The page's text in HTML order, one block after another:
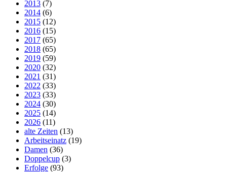
2013 (7)
2014 (6)
2015 (12)
2016 (15)
2017 (65)
2018 (65)
2019 (59)
2020 (32)
2021 (31)
2022 (33)
2023 (33)
2024 (30)
2025 (14)
2026 (11)
alte Zeiten (13)
Arbeitseinatz (19)
Damen (36)
Doppelcup (3)
Erfolge (93)